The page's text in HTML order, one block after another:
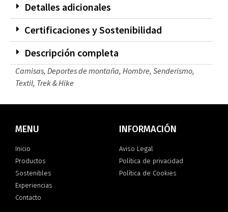
Detalles adicionales
Certificaciones y Sostenibilidad
Descripción completa
Camisas, Deportes de montaña, Hombre, Senderismo,
Textil, Trek & Hike
MENU
Inicio
Productos
Sostenibles
Experiencias
Contacto
INFORMACIÓN
Aviso Legal
Política de privacidad
Política de Cookies